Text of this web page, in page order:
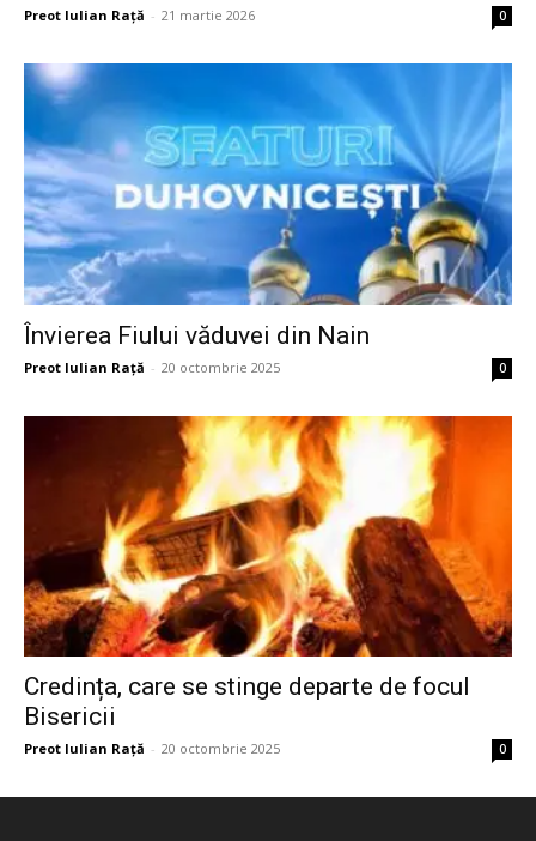
Preot Iulian Raţă - 21 martie 2026 0
Învierea Fiului văduvei din Nain
Preot Iulian Raţă - 20 octombrie 2025 0
Credința, care se stinge departe de focul
Bisericii
Preot Iulian Raţă - 20 octombrie 2025 0